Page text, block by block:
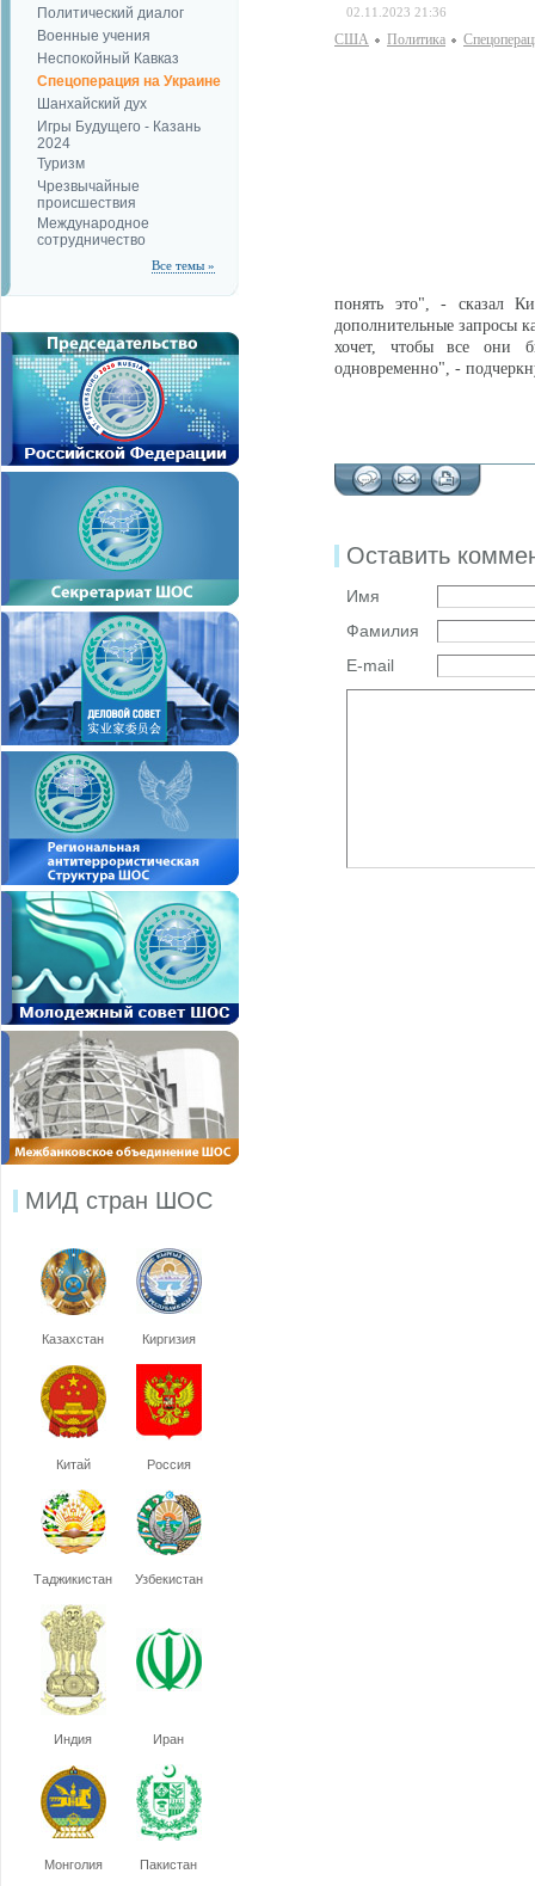
Политический диалог
Военные учения
Неспокойный Кавказ
Спецоперация на Украине
Шанхайский дух
Игры Будущего - Казань
2024
Туризм
Чрезвычайные
происшествия
Международное
сотрудничество
Все темы »
МИД стран ШОС
Казахстан Киргизия
Китай Россия
Таджикистан Узбекистан
Индия Иран
Монголия Пакистан
02.11.2023 21:36
США Политика
понять это", - сказал
дополнительные запросы
хочет, чтобы все они
одновременно", -
Оставить
Имя
Фамилия
E-mail